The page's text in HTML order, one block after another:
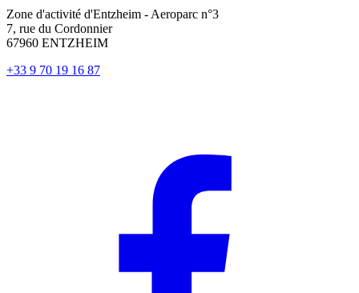
Zone d'activité d'Entzheim - Aeroparc n°3
7, rue du Cordonnier
67960 ENTZHEIM
+33 9 70 19 16 87